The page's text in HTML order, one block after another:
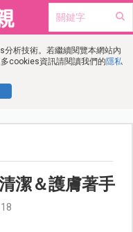
析技術。若繼續閱覽本網站內
cookies資訊請閱讀我們的隱私
潔＆護膚著手